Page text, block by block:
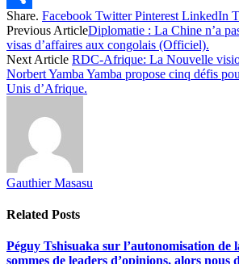
Share
Share. Facebook Twitter Pinterest LinkedIn
Previous ArticleDiplomatie : La Chine n’a
visas d’affaires aux congolais (Officiel).
Next Article RDC-Afrique: La Nouvelle
Norbert Yamba Yamba propose cinq défis
Unis d’Afrique.
Gauthier Masasu
Related Posts
Péguy Tshisuaka sur l’autonomisation de
sommes de leaders d’opinions, alors nous